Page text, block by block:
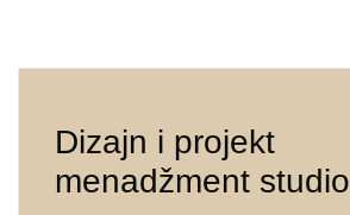
Dizajn i projekt
menadžment studio